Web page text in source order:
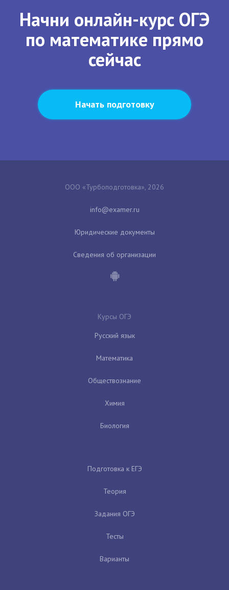
Начни онлайн-курс ОГЭ
по математике прямо
сейчас
Начать подготовку
ООО «Турбоподготовка», 2026
Юридические документы
Сведения об организации
Курсы ОГЭ
Русский язык
Математика
Обществознание
Химия
Биология
Подготовка к ЕГЭ
Теория
Задания ОГЭ
Тесты
Варианты